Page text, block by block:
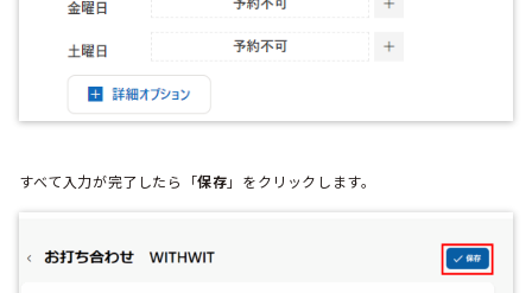
すべて入力が完了したら「保存」をクリックします。